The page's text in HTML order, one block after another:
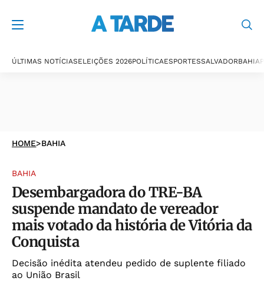
ÚLTIMAS NOTÍCIASELEIÇÕES 2026POLÍTICAESPORTESSALVADORBAHIA
HOME>BAHIA
BAHIA
Desembargadora do TRE-BA
suspende mandato de vereador
mais votado da história de Vitória da
Conquista
Decisão inédita atendeu pedido de suplente filiado
ao União Brasil